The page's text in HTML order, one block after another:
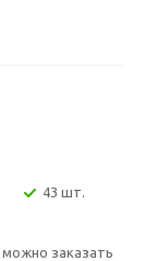
43 шт.
Можно заказать